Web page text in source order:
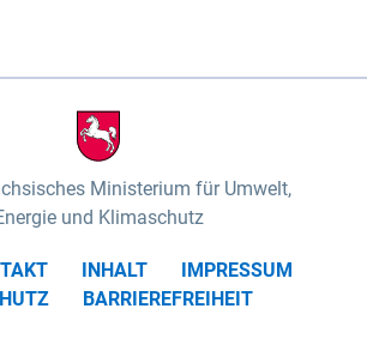
Ministerium für Umwelt,
und Klimaschutz
INHALT
IMPRESSUM
BARRIEREFREIHEIT